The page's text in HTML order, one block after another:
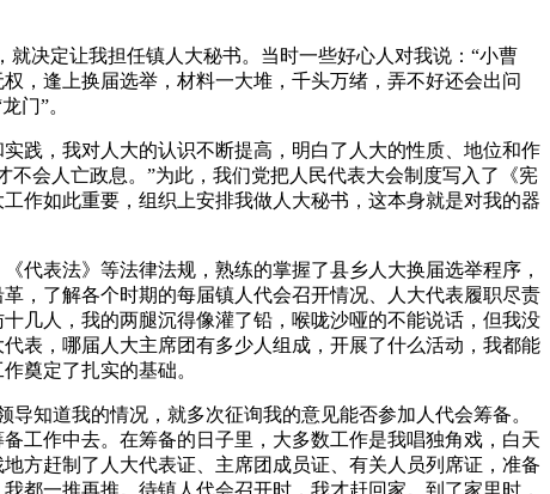
决定让我担任镇人大秘书。当时一些好心人对我说：“小曹
，逢上换届选举，材料一大堆，千头万绪，弄不好还会出问
门”。
，我对人大的认识不断提高，明白了人大的性质、地位和作
会人亡政息。”为此，我们党把人民代表大会制度写入了《宪
作如此重要，组织上安排我做人大秘书，这本身就是对我的器
表法》等法律法规，熟练的掌握了县乡人大换届选举程序，
，了解各个时期的每届镇人代会召开情况、人大代表履职尽责
几人，我的两腿沉得像灌了铅，喉咙沙哑的不能说话，但我没
表，哪届人大主席团有多少人组成，开展了什么活动，我都能
奠定了扎实的基础。
知道我的情况，就多次征询我的意见能否参加人代会筹备。
工作中去。在筹备的日子里，大多数工作是我唱独角戏，白天
方赶制了人大代表证、主席团成员证、有关人员列席证，准备
都一推再推。待镇人代会召开时，我才赶回家。到了家里时，